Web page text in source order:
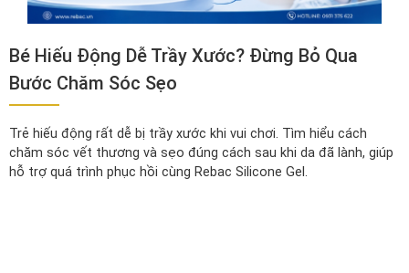
Bé Hiếu Động Dễ Trầy Xước? Đừng Bỏ Qua
Bước Chăm Sóc Sẹo
Trẻ hiếu động rất dễ bị trầy xước khi vui chơi. Tìm hiểu cách
chăm sóc vết thương và sẹo đúng cách sau khi da đã lành, giúp
hỗ trợ quá trình phục hồi cùng Rebac Silicone Gel.